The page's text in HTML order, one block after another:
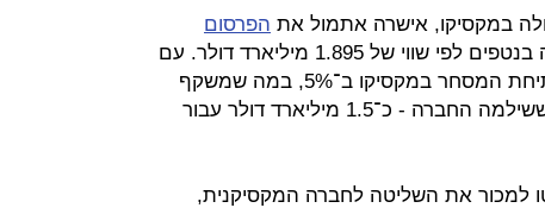
במקסיקו, אישרה אתמול את הפרסום
שלפיו תרכוש את השליטה בנטפים לפי שווי של 1.895 מיליארד דולר. עם
זאת, מניית מקסיכם ירדה אתמול בפתיחת המסחר במקסיקו ב־5%, במה שמשקף
את חשש המשקיעים מהמחיר הגבוה ששילמה החברה - כ־1.5 מיליארד דולר עבור
למכור את השליטה לחברה המקסיקנית,